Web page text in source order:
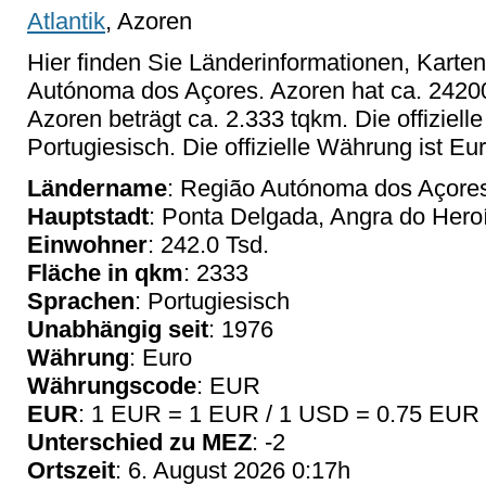
Atlantik, Azoren
Hier finden Sie Länderinformationen,
Autónoma dos Açores. Azoren hat ca.
Azoren beträgt ca. 2.333 tqkm. Die
Portugiesisch. Die offizielle Währung ist
Ländername: Região Autónoma dos
Hauptstadt: Ponta Delgada, Angra do
Einwohner: 242.0 Tsd.
Fläche in qkm: 2333
Sprachen: Portugiesisch
Unabhängig seit: 1976
Währung: Euro
Währungscode: EUR
EUR: 1 EUR = 1 EUR / 1 USD = 0.75 EUR
Unterschied zu MEZ: -2
Ortszeit: 6. August 2026 0:17h